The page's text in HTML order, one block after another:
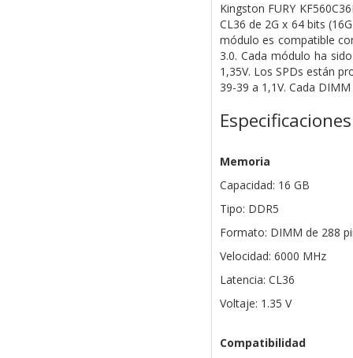
Kingston FURY
CL36 de 2G x 64 bits
módulo es compatible
3.0. Cada módulo ha
1,35V. Los SPDs están
39-39 a 1,1V. Cada
Especificaciones
Memoria
Capacidad: 16 GB
Tipo: DDR5
Formato: DIMM de 288
Velocidad: 6000 MHz
Latencia: CL36
Voltaje: 1.35 V
Compatibilidad